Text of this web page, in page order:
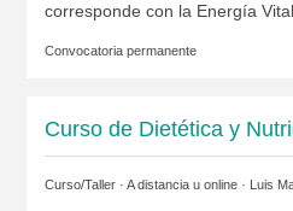
corresponde con la Energía
Convocatoria permanente
Curso de Dietética y
Curso/Taller · A distancia u online · Luis